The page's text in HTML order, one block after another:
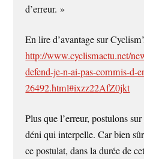
d’erreur. »
En lire d’avantage sur
http://www.cyclismactu.net/
defend-je-n-ai-pas-commis-d-
26492.html#ixzz22AfZ0jkt
Plus que l’erreur, postulons
déni qui interpelle. Car bien
ce postulat, dans la durée de